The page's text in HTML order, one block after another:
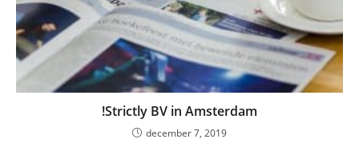
!Strictly BV in Amsterdam
december 7, 2019